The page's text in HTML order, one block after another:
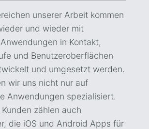
unserer Arbeit kommen
und wieder mit
in Kontakt,
und Benutzeroberflächen
und umgesetzt werden.
wir uns nicht nur auf
Anwendungen spezialisiert.
zählen auch
die iOS und Android Apps für